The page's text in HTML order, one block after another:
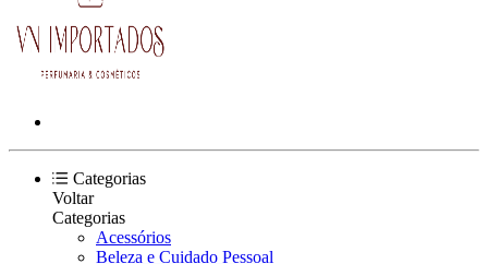
Categorias
Voltar
Categorias
Acessórios
Beleza e Cuidado Pessoal